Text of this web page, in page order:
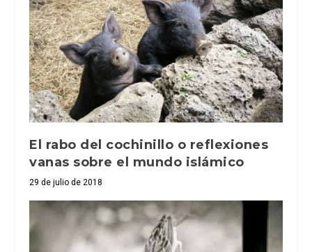
El rabo del cochinillo o reflexiones
vanas sobre el mundo islámico
29 de julio de 2018